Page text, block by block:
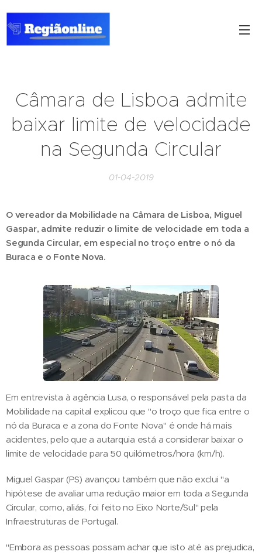
Câmara de Lisboa admite
baixar limite de velocidade
na Segunda Circular
01-04-2019
O vereador da Mobilidade na Câmara de Lisboa, Miguel
Gaspar, admite reduzir o limite de velocidade em toda a
Segunda Circular, em especial no troço entre o nó da
Buraca e o Fonte Nova.
Em entrevista à agência Lusa, o responsável pela pasta da
Mobilidade na capital explicou que "o troço que fica entre o
nó da Buraca e a zona do Fonte Nova" é onde há mais
acidentes, pelo que a autarquia está a considerar baixar o
limite de velocidade para 50 quilómetros/hora (km/h).
Miguel Gaspar (PS) avançou também que não exclui "a
hipótese de avaliar uma redução maior em toda a Segunda
Circular, como, aliás, foi feito no Eixo Norte/Sul" pela
Infraestruturas de Portugal.
"Embora as pessoas possam achar que isto até as prejudica,